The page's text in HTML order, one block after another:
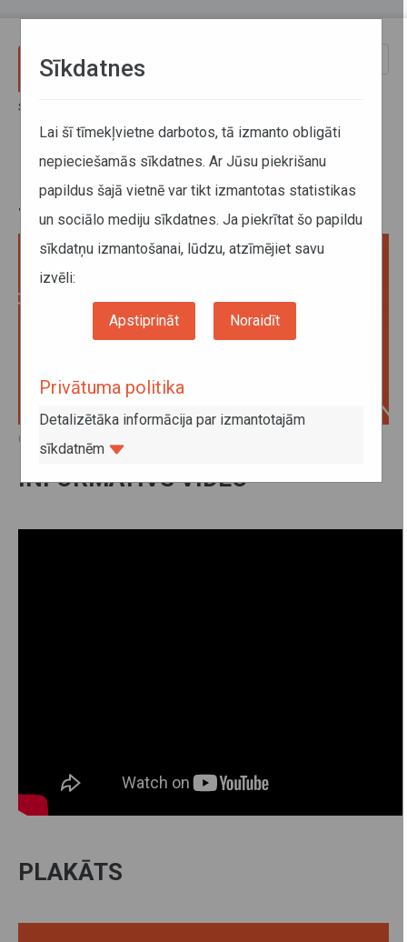
Sākums
Kampaņas "Atbildīgs sabiedriskā
transporta vadītājs" materiāli
07. augusts 2025
INFORMATĪVS VIDEO
PLAKĀTS
Sīkdatnes
Lai šī tīmekļvietne darbotos, tā izmanto obligāti
nepieciešamās sīkdatnes. Ar Jūsu piekrišanu
papildus šajā vietnē var tikt izmantotas statistikas
un sociālo mediju sīkdatnes. Ja piekrītat šo papildu
sīkdatņu izmantošanai, lūdzu, atzīmējiet savu
izvēli:
Apstiprināt Noraidīt
Privātuma politika
Detalizētāka informācija par izmantotajām
sīkdatnēm